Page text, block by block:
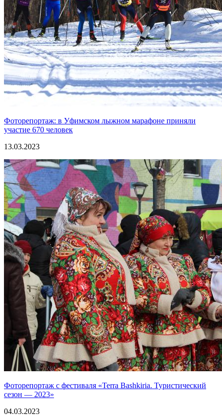
Фоторепортаж: в Уфимском лыжном марафоне приняли
участие 670 человек
13.03.2023
Фоторепортаж с фестиваля «Terra Bashkiria. Туристический
сезон — 2023»
04.03.2023